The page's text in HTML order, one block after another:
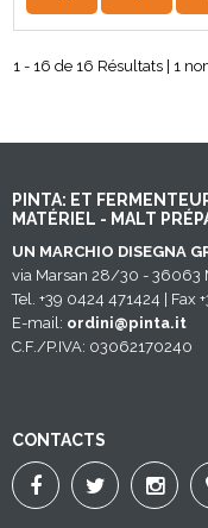
1 - 16 de 16 Résultats | 1
PINTA: ET
MATÉRIEL - MALT
UN MARCHIO DISEGNA
via Marsan 28/30 - 36063
Tel. +39 0424 471424 | Fax
E-mail: ordini@pinta.it
C.F./P.IVA: 03062170240
CONTACTS